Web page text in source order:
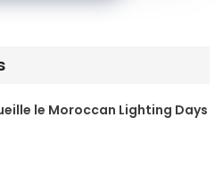
le Moroccan Lighting Days